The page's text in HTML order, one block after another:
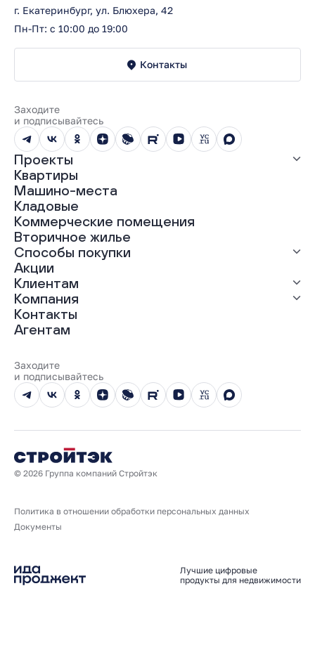
г. Екатеринбург, ул. Блюхера, 42
Пн-Пт: с 10:00 до 19:00
Контакты
Заходите
и подписывайтесь
Проекты
Все проекты
ЖК «Абрикос»
ЖК «Гравитация»
ЖК «Грин Гарден»
ЖК «Динамика»
ЖК «Мохито»
ЖК «Современник»
ЖК «Янтарная долина»
Квартиры
Машино-места
Кладовые
Коммерческие помещения
Вторичное жилье
Способы покупки
Выгодная ипотека
Рассрочка
Материнский капитал
Трейд-ин
100% оплата
Акции
Клиентам
Ход строительства
Документы
Выдача ключей
Компания
О нас
Карьера
Реализованные проекты
Вопросы и ответы
Новости
Юбилейный год
Контакты
Агентам
Заходите
и подписывайтесь
© 2026 Группа компаний Стройтэк
Политика в отношении обработки персональных данных
Документы
Лучшие цифровые
продукты для недвижимости